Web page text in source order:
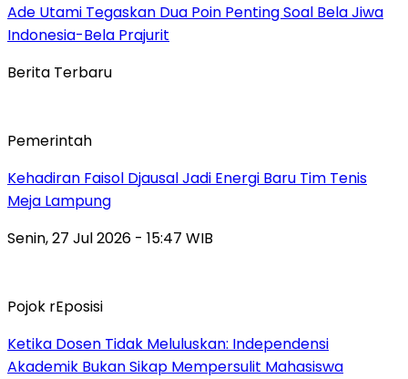
Ade Utami Tegaskan Dua Poin Penting Soal Bela Jiwa
Indonesia-Bela Prajurit
Berita Terbaru
Pemerintah
Kehadiran Faisol Djausal Jadi Energi Baru Tim Tenis
Meja Lampung
Senin, 27 Jul 2026 - 15:47 WIB
Pojok rEposisi
Ketika Dosen Tidak Meluluskan: Independensi
Akademik Bukan Sikap Mempersulit Mahasiswa